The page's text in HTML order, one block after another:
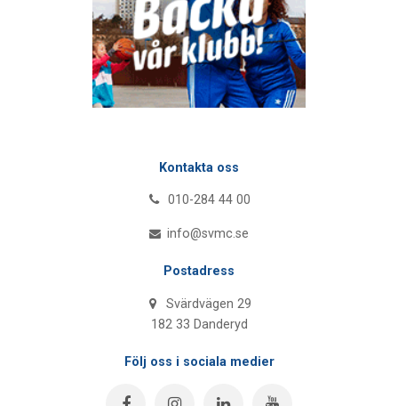
Kontakta oss
010-284 44 00
info@svmc.se
Postadress
Svärdvägen 29
182 33 Danderyd
Följ oss i sociala medier